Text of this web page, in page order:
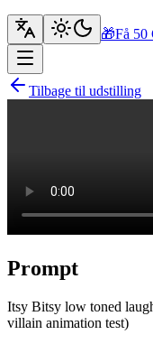
🎁Få 50
Tilbage til udstilling
Prompt
Itsy Bitsy low toned
villain animation test)